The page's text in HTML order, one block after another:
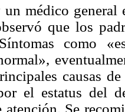
médico general
que los
como
causas
el estatus del